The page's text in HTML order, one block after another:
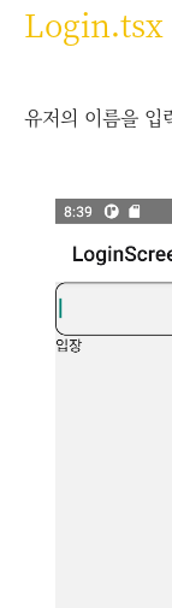
Login.tsx
유저의 이름을 입